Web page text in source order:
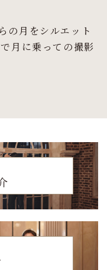
の月をシルエット
月に乗っての撮影